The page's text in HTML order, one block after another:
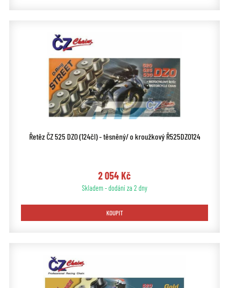
Řetěz ČZ 525 DZO (124čl) - těsněný/ o kroužkový Ř525DZO124
2 054 Kč
Skladem - dodání za 2 dny
KOUPIT